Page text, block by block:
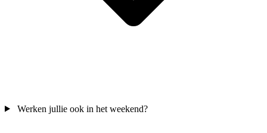
Werken jullie ook in het weekend?